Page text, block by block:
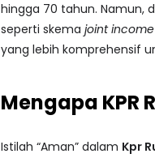
hingga 70 tahun. Namun,
seperti skema joint income
yang lebih komprehensif
Mengapa KPR
Istilah “Aman” dalam Kpr